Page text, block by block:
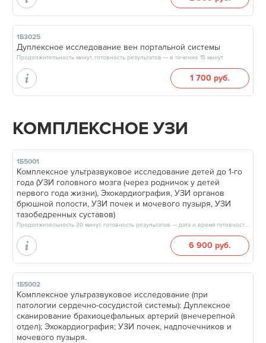
1Б3025
Дуплексное исследование вен портальной системы
Продолжительность минут, готовность результатов — в течение 15 минут
1 700 руб.
КОМПЛЕКСНОЕ УЗИ
1Б5001
Комплексное ультразвуковое исследование детей до 1-го
года (УЗИ головного мозга (через родничок у детей
первого года жизни), Эхокардиография, УЗИ органов
брюшной полости, УЗИ почек и мочевого пузыря, УЗИ
тазобедренных суставов)
Продолжительность 30 минут, готовность результатов — дата и время готовности будут сообщены врачом в день приёма
6 900 руб.
1Б5002
Комплексное ультразвуковое исследование (при
патологии сердечно-сосудистой системы): Дуплексное
сканирование брахиоцефальных артерий (внечерепной
отдел); Эхокардиография; УЗИ почек, надпочечников и
мочевого пузыря.